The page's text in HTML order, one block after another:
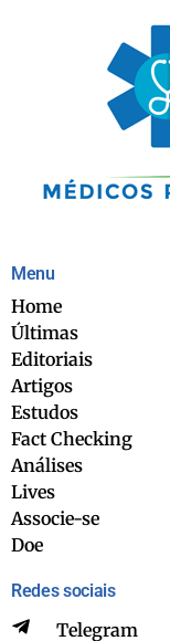
Menu
Home
Últimas
Editoriais
Artigos
Estudos
Fact Checking
Análises
Lives
Associe-se
Doe
Redes sociais
Telegram